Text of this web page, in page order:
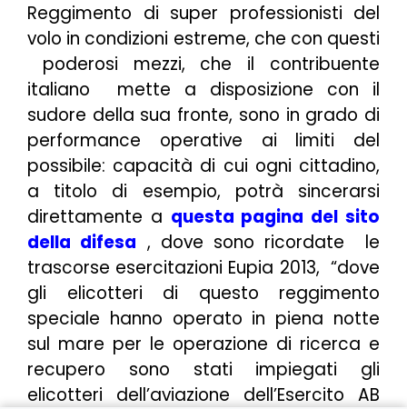
Reggimento di super professionisti del
volo in condizioni estreme, che con questi
poderosi mezzi, che il contribuente
italiano mette a disposizione con il
sudore della sua fronte, sono in grado di
performance operative ai limiti del
possibile: capacità di cui ogni cittadino,
a titolo di esempio, potrà sincerarsi
direttamente a questa pagina del sito
della difesa , dove sono ricordate le
trascorse esercitazioni Eupia 2013, “dove
gli elicotteri di questo reggimento
speciale hanno operato in piena notte
sul mare per le operazione di ricerca e
recupero sono stati impiegati gli
elicotteri dell’aviazione dell’Esercito AB